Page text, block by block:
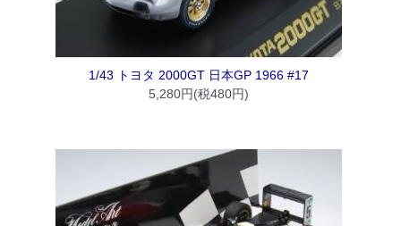
1/43 トヨタ 2000GT 日本GP 1966 #17
5,280円(税480円)